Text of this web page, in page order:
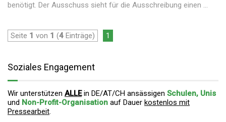
benötigt. Der Ausschuss sieht für die Ausschreibung einen ...
Seite 1 von 1 (4 Einträge) 1
Soziales Engagement
Wir unterstützen ALLEin DE/AT/CH ansässigen Schulen, Unis
und Non-Profit-Organisation auf Dauer kostenlos mit
Pressearbeit.